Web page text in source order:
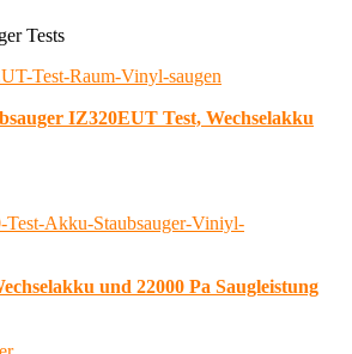
Tests
IZ320EUT Test, Wechselakku
und 22000 Pa Saugleistung